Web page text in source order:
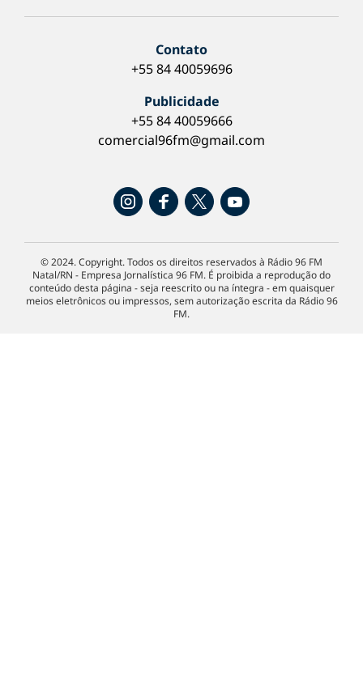
Contato
+55 84 40059696
Publicidade
+55 84 40059666
comercial96fm@gmail.com
© 2024. Copyright. Todos os direitos reservados à Rádio 96 FM
Natal/RN - Empresa Jornalística 96 FM. É proibida a reprodução do
conteúdo desta página - seja reescrito ou na íntegra - em quaisquer
meios eletrônicos ou impressos, sem autorização escrita da Rádio 96
FM.